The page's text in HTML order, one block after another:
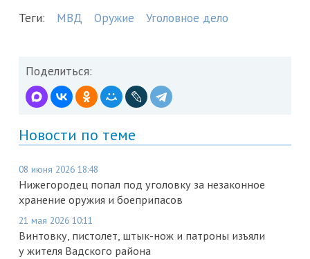
Теги: МВД Оружие Уголовное дело
Поделиться:
Новости по теме
08 июня 2026 18:48
Нижегородец попал под уголовку за незаконное
хранение оружия и боеприпасов
21 мая 2026 10:11
Винтовку, пистолет, штык-нож и патроны изъяли
у жителя Вадского района